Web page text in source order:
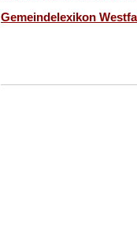
Gemeindelexikon